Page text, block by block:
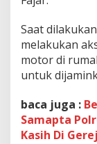
Saat
melakukan
motor di
untuk
baca juga :
Samapta
Kasih Di